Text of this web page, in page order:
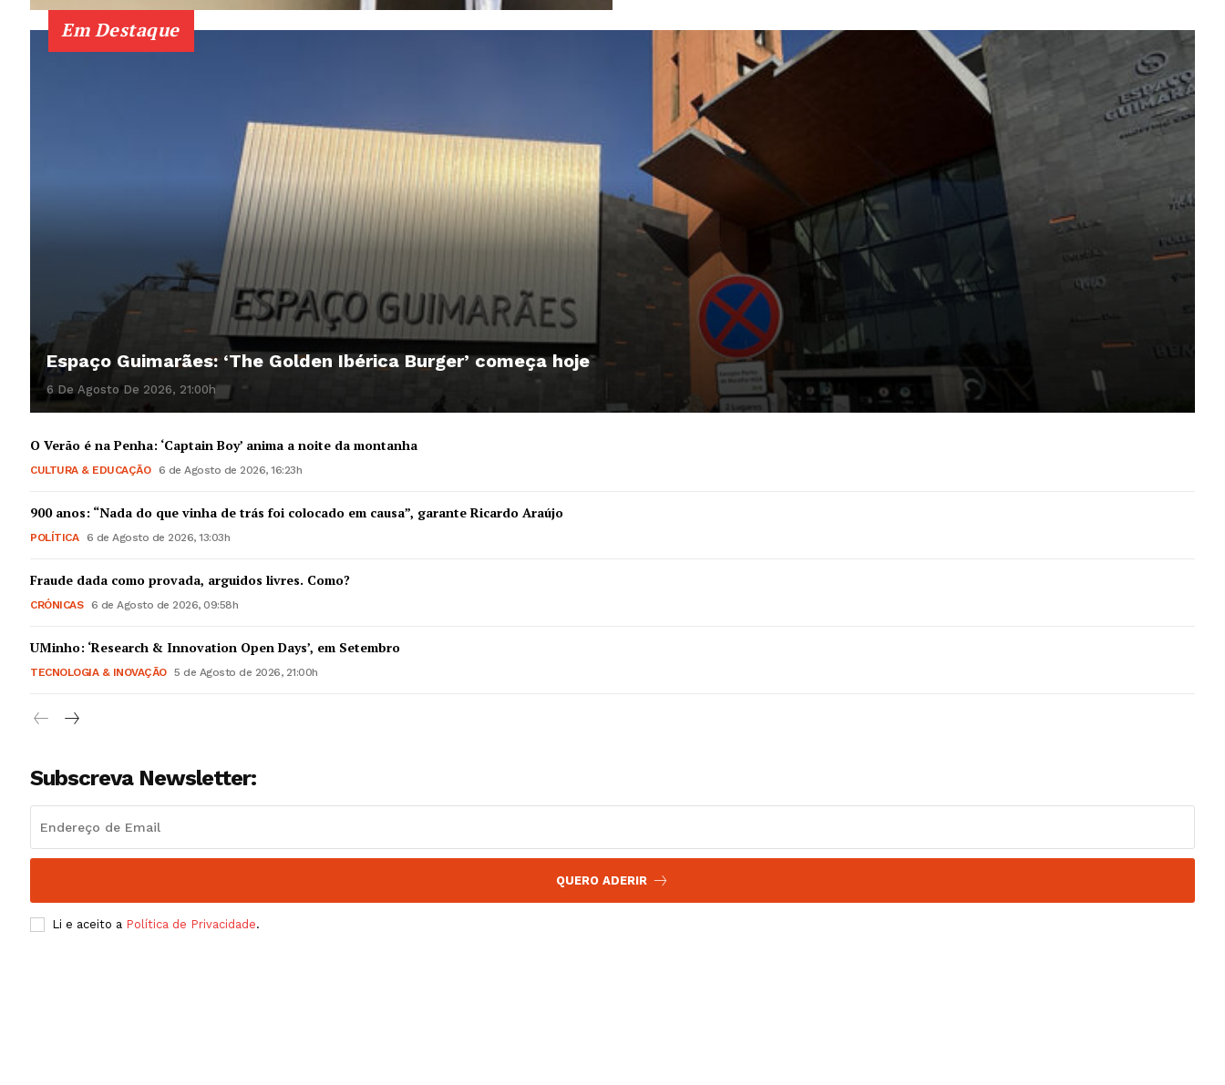
Em Destaque
Espaço Guimarães: ‘The Golden Ibérica Burger’ começa hoje
6 De Agosto De 2026, 21:00h
O Verão é na Penha: ‘Captain Boy’ anima a noite da montanha
CULTURA & EDUCAÇÃO 6 de Agosto de 2026, 16:23h
900 anos: “Nada do que vinha de trás foi colocado em causa”, garante Ricardo Araújo
POLÍTICA 6 de Agosto de 2026, 13:03h
Fraude dada como provada, arguidos livres. Como?
CRÓNICAS 6 de Agosto de 2026, 09:58h
UMinho: ‘Research & Innovation Open Days’, em Setembro
TECNOLOGIA & INOVAÇÃO 5 de Agosto de 2026, 21:00h
Subscreva Newsletter:
QUERO ADERIR
Li e aceito a Política de Privacidade.